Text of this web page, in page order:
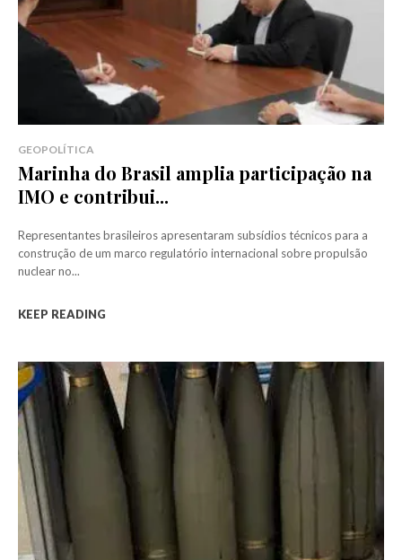
GEOPOLÍTICA
Marinha do Brasil amplia participação na
IMO e contribui...
Representantes brasileiros apresentaram subsídios técnicos para a
construção de um marco regulatório internacional sobre propulsão
nuclear no...
KEEP READING